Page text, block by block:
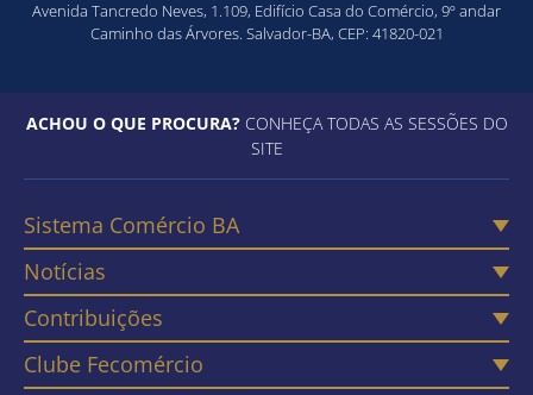
Avenida Tancredo Neves, 1.109, Edifício Casa do Comércio, 9º andar
Caminho das Árvores. Salvador-BA, CEP: 41820-021
ACHOU O QUE PROCURA?CONHEÇA TODAS AS SESSÕES DO
SITE
Sistema Comércio BA
Notícias
Contribuições
Clube Fecomércio